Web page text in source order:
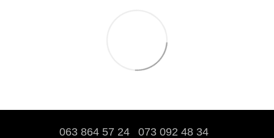
063 864 57 24 073 092 48 34